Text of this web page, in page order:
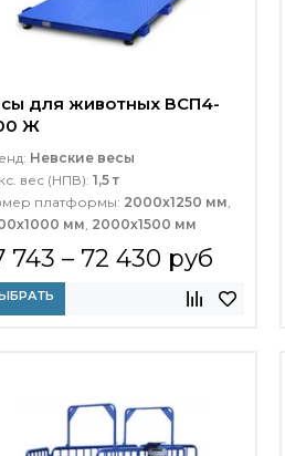
для животных ВСП4-
Ж
Невские весы
вес (НПВ): 1,5 т
платформы: 2000x1250 мм
мм 2000х1500 мм
743 – 72 430 руб